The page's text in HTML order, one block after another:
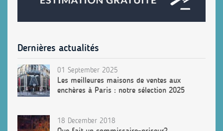
Dernières actualités
01 September 2025
Les meilleures maisons de ventes aux
enchères à Paris : notre sélection 2025
18 December 2018